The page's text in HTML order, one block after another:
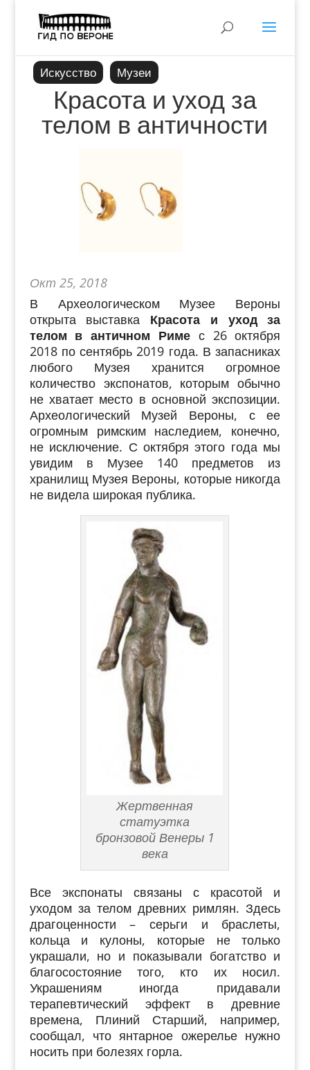
Искусство Музеи
Красота и уход за
телом в античности
Окт 25, 2018
В Археологическом Музее Вероны
открыта выставка Красота и уход за
телом в античном Риме с 26 октября
2018 по сентябрь 2019 года. В запасниках
любого Музея хранится огромное
количество экспонатов, которымобычно
не хватает место в основной экспозиции.
Археологический Музей Вероны, с ее
огромным римским наследием, конечно,
не исключение. С октября этого года мы
увидим в Музее 140 предметов из
хранилищ Музея Вероны, которые никогда
не видела широкая публика.
Жертвенная
статуэтка
бронзовой Венеры 1
века
Все экспонаты связаны с красотой и
уходом за телом древних римлян. Здесь
драгоценности – серьги и браслеты,
кольца и кулоны, которые не только
украшали, но и показывали богатство и
благосостояние того, кто их носил.
Украшениям иногда придавали
терапевтический эффект в древние
времена, Плиний Старший, например,
сообщал, что янтарное ожерелье нужно
носить при болезях горла.